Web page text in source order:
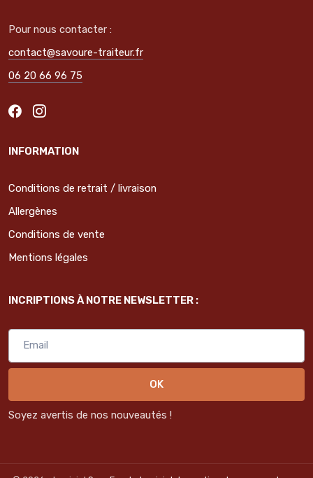
Pour nous contacter :
contact@savoure-traiteur.fr
06 20 66 96 75
INFORMATION
Conditions de retrait / livraison
Allergènes
Conditions de vente
Mentions légales
INCRIPTIONS À NOTRE NEWSLETTER :
OK
Soyez avertis de nos nouveautés !